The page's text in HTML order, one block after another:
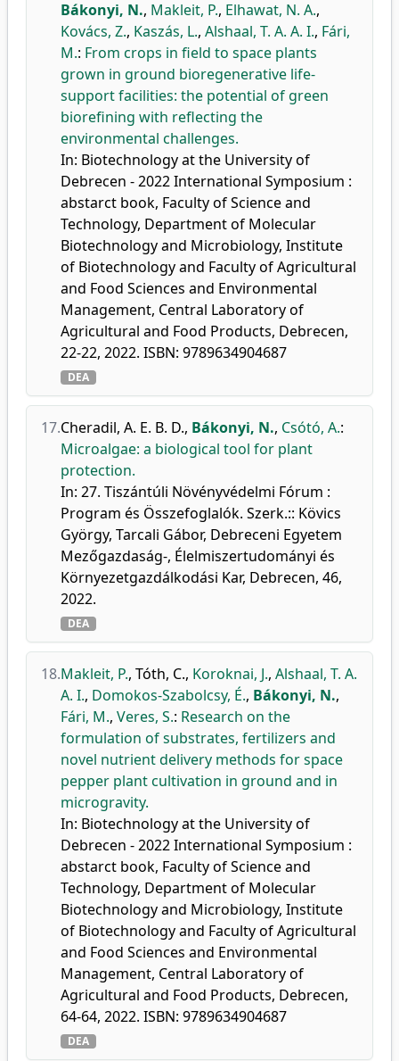
Bákonyi, N., Makleit, P., Elhawat, N. A.,
Kovács, Z., Kaszás, L., Alshaal, T. A. A. I., Fári,
M.: From crops in field to space plants
grown in ground bioregenerative life-
support facilities: the potential of green
biorefining with reflecting the
environmental challenges.
In: Biotechnology at the University of
Debrecen - 2022 International Symposium :
abstarct book, Faculty of Science and
Technology, Department of Molecular
Biotechnology and Microbiology, Institute
of Biotechnology and Faculty of Agricultural
and Food Sciences and Environmental
Management, Central Laboratory of
Agricultural and Food Products, Debrecen,
22-22, 2022. ISBN: 9789634904687
DEA
17.Cheradil, A. E. B. D., Bákonyi, N., Csótó, A.:
Microalgae: a biological tool for plant
protection.
In: 27. Tiszántúli Növényvédelmi Fórum :
Program és Összefoglalók. Szerk.:: Kövics
György, Tarcali Gábor, Debreceni Egyetem
Mezőgazdaság-, Élelmiszertudományi és
Környezetgazdálkodási Kar, Debrecen, 46,
2022.
DEA
18.Makleit, P., Tóth, C., Koroknai, J., Alshaal, T. A.
A. I., Domokos-Szabolcsy, É., Bákonyi, N.,
Fári, M., Veres, S.: Research on the
formulation of substrates, fertilizers and
novel nutrient delivery methods for space
pepper plant cultivation in ground and in
microgravity.
In: Biotechnology at the University of
Debrecen - 2022 International Symposium :
abstarct book, Faculty of Science and
Technology, Department of Molecular
Biotechnology and Microbiology, Institute
of Biotechnology and Faculty of Agricultural
and Food Sciences and Environmental
Management, Central Laboratory of
Agricultural and Food Products, Debrecen,
64-64, 2022. ISBN: 9789634904687
DEA